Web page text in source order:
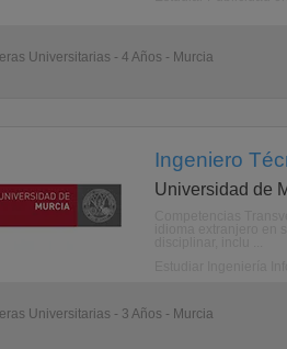
Universitarias - 4 Años - Murcia
Ingeniero
Universidad de
Universitarias - 3 Años - Murcia